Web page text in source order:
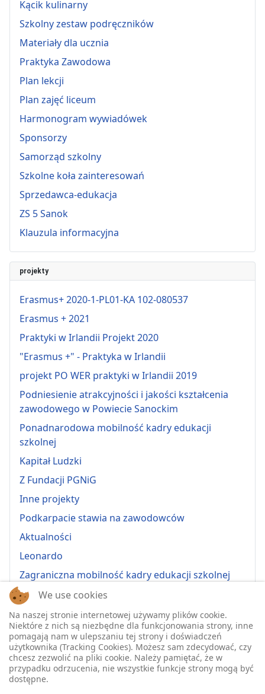
Kącik kulinarny
Szkolny zestaw podręczników
Materiały dla ucznia
Praktyka Zawodowa
Plan lekcji
Plan zajęć liceum
Harmonogram wywiadówek
Sponsorzy
Samorząd szkolny
Szkolne koła zainteresowań
Sprzedawca-edukacja
ZS 5 Sanok
Klauzula informacyjna
projekty
Erasmus+ 2020-1-PL01-KA 102-080537
Erasmus + 2021
Praktyki w Irlandii Projekt 2020
"Erasmus +" - Praktyka w Irlandii
projekt PO WER praktyki w Irlandii 2019
Podniesienie atrakcyjności i jakości kształcenia
zawodowego w Powiecie Sanockim
Ponadnarodowa mobilność kadry edukacji
szkolnej
Kapitał Ludzki
Z Fundacji PGNiG
Inne projekty
Podkarpacie stawia na zawodowców
Aktualności
Leonardo
Zagraniczna mobilność kadry edukacji szkolnej
Erasmus+ 2022-1-PL01-KA121-VET-000064815
Erasmus + 2022-1-PL01-KA121-SCH-000064635
Erasmus + 2023-1-PL01-KA121-SCH-000135484
Erasmus + 2023-1-PL01-KA121-VET-000139220
ERASMUS+ 2024-1-PL01-KA121-VET-000224230
Erasmus+ 2024-1-PL01-KA121-SCH-000218148
We use cookies
Na naszej stronie internetowej używamy plików cookie.
Niektóre z nich są niezbędne dla funkcjonowania strony, inne
pomagają nam w ulepszaniu tej strony i doświadczeń
użytkownika (Tracking Cookies). Możesz sam zdecydować, czy
chcesz zezwolić na pliki cookie. Należy pamiętać, że w
przypadku odrzucenia, nie wszystkie funkcje strony mogą być
dostępne.